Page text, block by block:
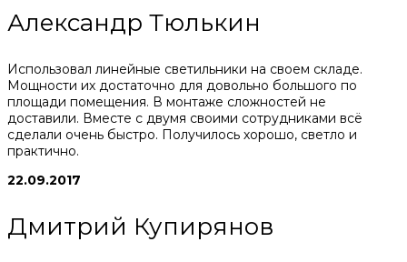
Александр Тюлькин
Использовал линейные светильники на своем складе.
Мощности их достаточно для довольно большого по
площади помещения. В монтаже сложностей не
доставили. Вместе с двумя своими сотрудниками всё
сделали очень быстро. Получилось хорошо, светло и
практично.
22.09.2017
Дмитрий Купирянов